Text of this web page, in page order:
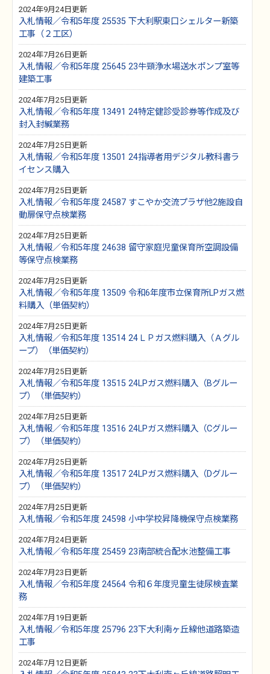
2024年9月24日更新
入札情報／令和5年度 25535 下大利駅東口シェルター新築
工事（２工区）
2024年7月26日更新
入札情報／令和5年度 25645 23牛頸浄水場送水ポンプ室等
建築工事
2024年7月25日更新
入札情報／令和5年度 13491 24特定健診受診券等作成及び
封入封緘業務
2024年7月25日更新
入札情報／令和5年度 13501 24指導者用デジタル教科書ラ
イセンス購入
2024年7月25日更新
入札情報／令和5年度 24587 すこやか交流プラザ他2施設自
動扉保守点検業務
2024年7月25日更新
入札情報／令和5年度 24638 留守家庭児童保育所空調設備
等保守点検業務
2024年7月25日更新
入札情報／令和5年度 13509 令和6年度市立保育所LPガス燃
料購入（単価契約）
2024年7月25日更新
入札情報／令和5年度 13514 24ＬＰガス燃料購入（Ａグル
ープ）（単価契約）
2024年7月25日更新
入札情報／令和5年度 13515 24LPガス燃料購入（Bグルー
プ）（単価契約）
2024年7月25日更新
入札情報／令和5年度 13516 24LPガス燃料購入（Cグルー
プ）（単価契約）
2024年7月25日更新
入札情報／令和5年度 13517 24LPガス燃料購入（Dグルー
プ）（単価契約）
2024年7月25日更新
入札情報／令和5年度 24598 小中学校昇降機保守点検業務
2024年7月24日更新
入札情報／令和5年度 25459 23南部統合配水池整備工事
2024年7月23日更新
入札情報／令和5年度 24564 令和６年度児童生徒尿検査業
務
2024年7月19日更新
入札情報／令和5年度 25796 23下大利南ヶ丘線他道路築造
工事
2024年7月12日更新